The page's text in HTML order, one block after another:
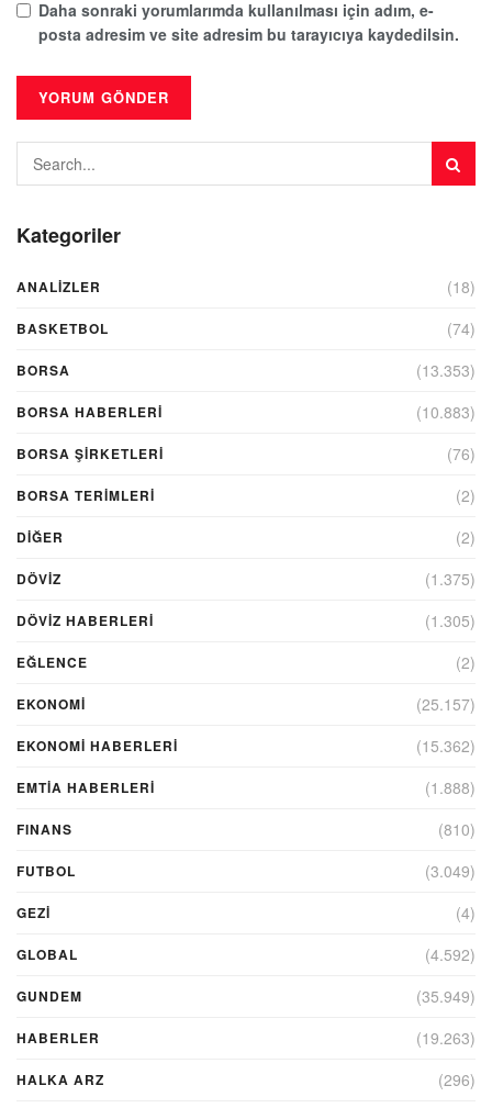
Daha sonraki yorumlarımda kullanılması için adım, e-
posta adresim ve site adresim bu tarayıcıya kaydedilsin.
Kategoriler
ANALIZLER (18)
BASKETBOL (74)
BORSA (13.353)
BORSA HABERLERI (10.883)
BORSA ŞIRKETLERI (76)
BORSA TERIMLERI (2)
DIĞER (2)
DÖVİZ (1.375)
DÖVIZ HABERLERI (1.305)
EĞLENCE (2)
EKONOMİ (25.157)
EKONOMI HABERLERI (15.362)
EMTIA HABERLERI (1.888)
FINANS (810)
FUTBOL (3.049)
GEZI (4)
GLOBAL (4.592)
GUNDEM (35.949)
HABERLER (19.263)
HALKA ARZ (296)